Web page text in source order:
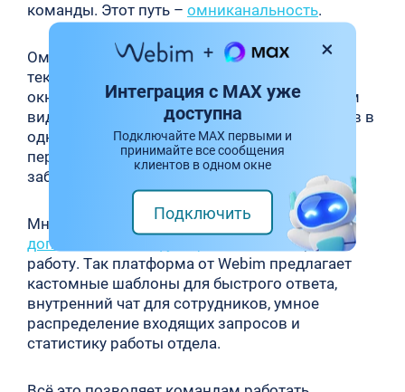
команды. Этот путь – омниканальность.
Омниканальная платформа объединяет все
текстовые каналы коммуникации в едином
окне интерфейса. Она позволяет операторам
видеть все сообщения из всех мессенджеров в
одном месте, а значит им не понадобится
переключаться туда-сюда весь день, рискуя
забыть о чьём-то запросе.
Многие омниканальные платформыимеют
дополнительные функции
, облегчающие
работу. Так платформа от Webim предлагает
кастомные шаблоны для быстрого ответа,
внутренний чат для сотрудников, умное
распределение входящих запросов и
статистику работы отдела.
Интеграция с MAX уже
доступна
Подключайте MAX первыми и
принимайте все сообщения
клиентов в одном окне
Подключить